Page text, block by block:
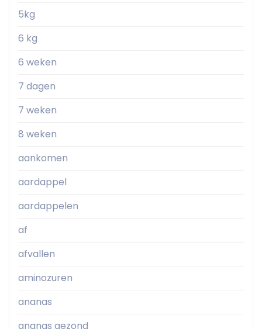
5kg
6 kg
6 weken
7 dagen
7 weken
8 weken
aankomen
aardappel
aardappelen
af
afvallen
aminozuren
ananas
ananas gezond